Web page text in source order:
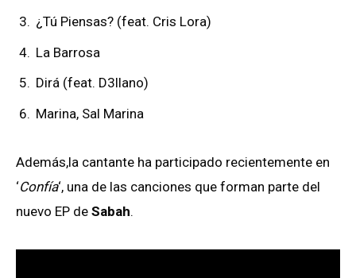
¿Tú Piensas? (feat. Cris Lora)
La Barrosa
Dirá (feat. D3llano)
Marina, Sal Marina
Además,la cantante ha participado recientemente en
‘Confía‘, una de las canciones que forman parte del
nuevo EP de Sabah.